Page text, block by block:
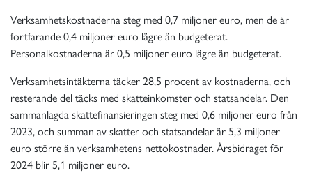
Verksamhetskostnaderna steg med 0,7 miljoner euro, men de är
fortfarande 0,4 miljoner euro lägre än budgeterat.
Personalkostnaderna är 0,5 miljoner euro lägre än budgeterat.
Verksamhetsintäkterna täcker 28,5 procent av kostnaderna, och
resterande del täcks med skatteinkomster och statsandelar. Den
sammanlagda skattefinansieringen steg med 0,6 miljoner euro från
2023, och summan av skatter och statsandelar är 5,3 miljoner
euro större än verksamhetens nettokostnader. Årsbidraget för
2024 blir 5,1 miljoner euro.